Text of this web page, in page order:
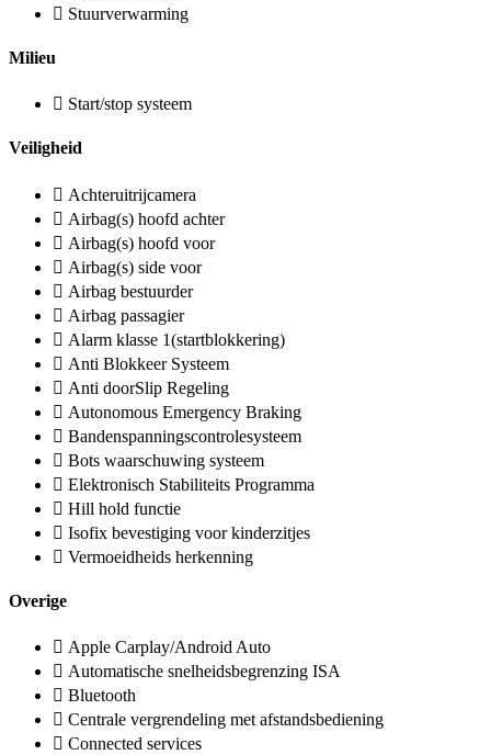
Stuurverwarming
Milieu
Start/stop systeem
Veiligheid
Achteruitrijcamera
Airbag(s) hoofd achter
Airbag(s) hoofd voor
Airbag(s) side voor
Airbag bestuurder
Airbag passagier
Alarm klasse 1(startblokkering)
Anti Blokkeer Systeem
Anti doorSlip Regeling
Autonomous Emergency Braking
Bandenspanningscontrolesysteem
Bots waarschuwing systeem
Elektronisch Stabiliteits Programma
Hill hold functie
Isofix bevestiging voor kinderzitjes
Vermoeidheids herkenning
Overige
Apple Carplay/Android Auto
Automatische snelheidsbegrenzing ISA
Bluetooth
Centrale vergrendeling met afstandsbediening
Connected services